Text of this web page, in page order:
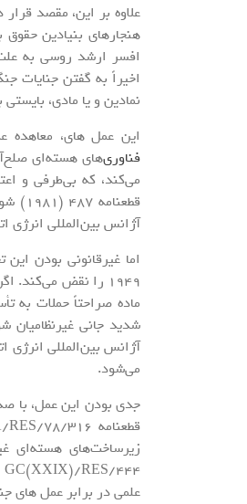
علاوه بر این، مقصد
افسر ارشد روسی به
اخیراً به گفتن جنایات
نمادین و یا مادی،
این عمل های، معاهده
فناوری‌های هسته‌ای
می‌کند، که بی‌طرفی و
آژانس بین‌المللی انرژی
۱۹۴۹ را نقض
ماده صراحتاً حملات به
شدید جانی
آژانس بین‌المللی
می‌شود.
جدی بودن این عمل، با
زیرساخت‌های هسته‌ای
علمی در برابر عمل های